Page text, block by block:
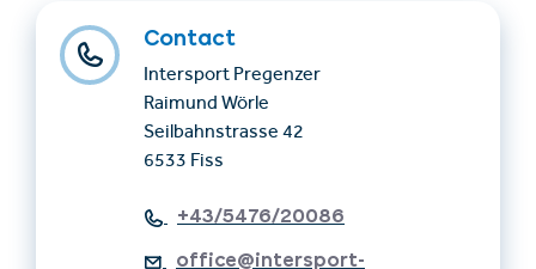
Contact
Intersport Pregenzer
Raimund Wörle
Seilbahnstrasse 42
6533 Fiss
+43/5476/20086
office@intersport-